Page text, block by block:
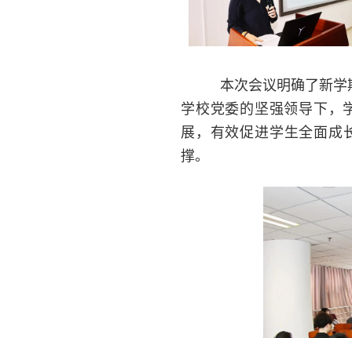
本次会议明确了新学
学校党委的坚强领导下，
展，有效促进学生全面成
撑。